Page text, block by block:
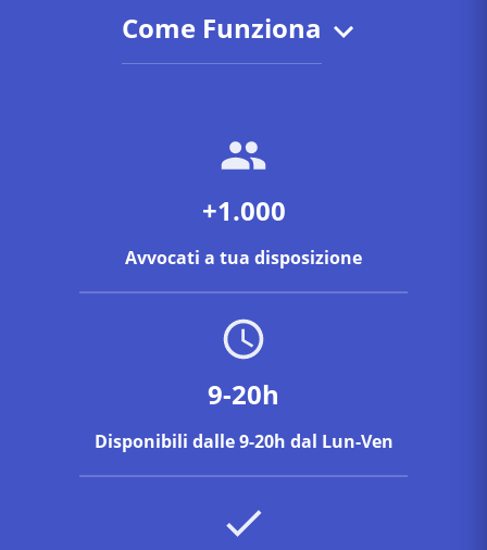
Come Funziona
+1.000
Avvocati a tua disposizione
9-20h
Disponibili dalle 9-20h dal Lun-Ven